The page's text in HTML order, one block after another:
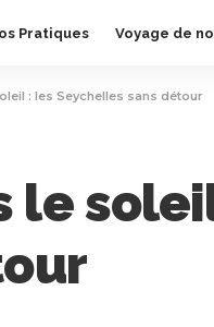
Pratiques Voyage de
: les Seychelles sans détour
le